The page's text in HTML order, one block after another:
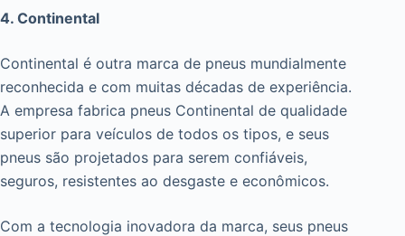
4. Continental
Continental é outra marca de pneus mundialmente
reconhecida e com muitas décadas de experiência.
A empresa fabrica pneus Continental de qualidade
superior para veículos de todos os tipos, e seus
pneus são projetados para serem confiáveis,
seguros, resistentes ao desgaste e econômicos.
Com a tecnologia inovadora da marca, seus pneus